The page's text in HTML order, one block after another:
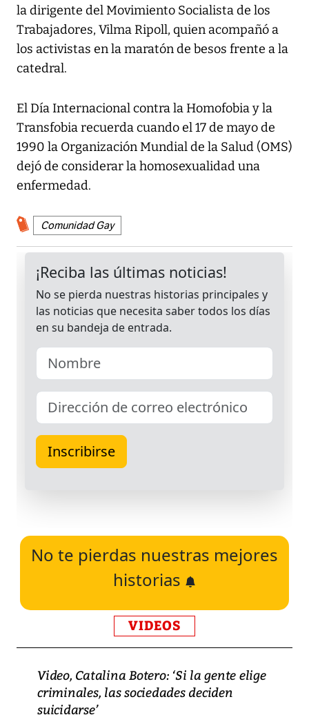
la dirigente del Movimiento Socialista de los
Trabajadores, Vilma Ripoll, quien acompañó a
los activistas en la maratón de besos frente a la
catedral.
El Día Internacional contra la Homofobia y la
Transfobia recuerda cuando el 17 de mayo de
1990 la Organización Mundial de la Salud (OMS)
dejó de considerar la homosexualidad una
enfermedad.
Comunidad Gay
No te pierdas nuestras mejores
historias
VIDEOS
Video, Catalina Botero: ‘Si la gente elige
criminales, las sociedades deciden
suicidarse’